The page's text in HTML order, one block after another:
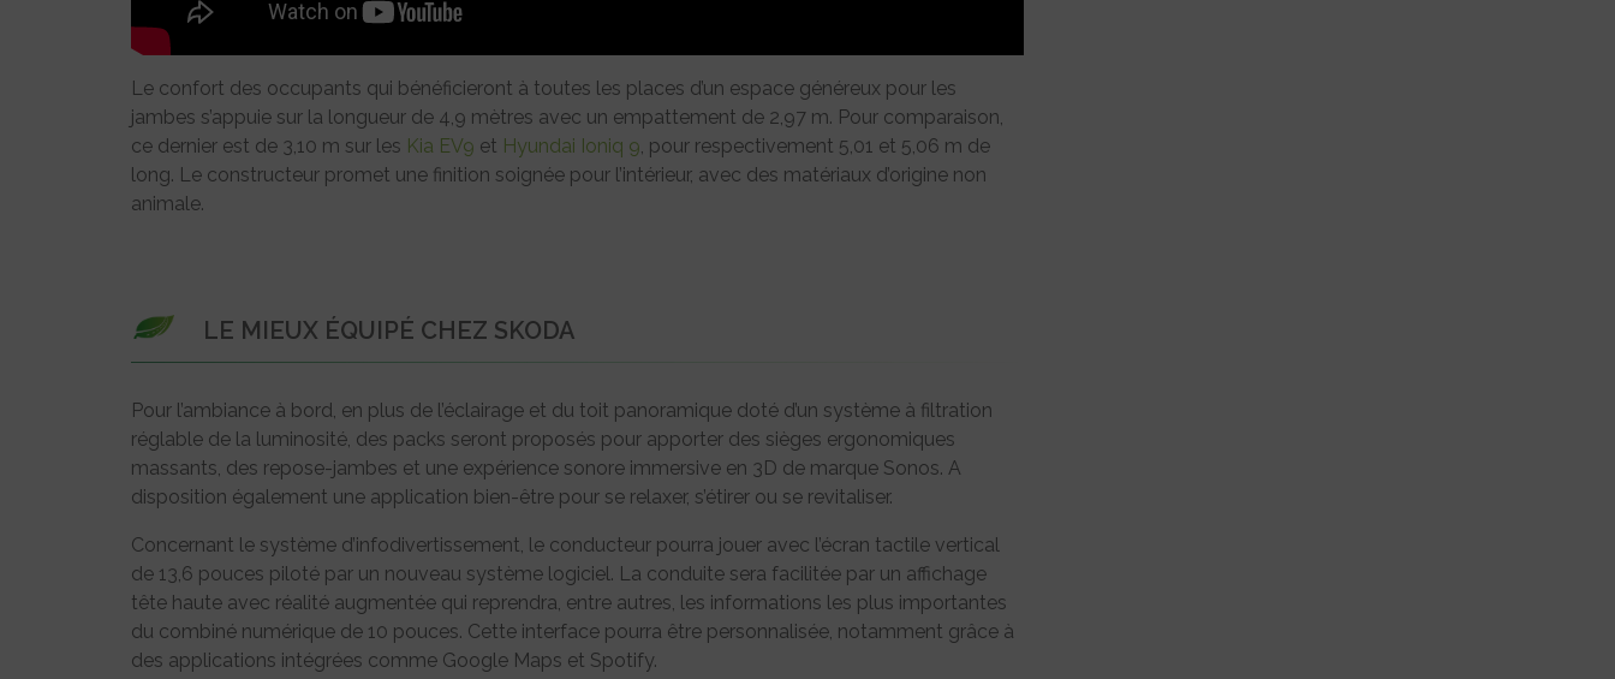
Le confort des occupants qui bénéficieront à toutes les places d’un espace généreux pour les
jambes s’appuie sur la longueur de 4,9 mètres avec un empattement de 2,97 m. Pour comparaison,
ce dernier est de 3,10 m sur les Kia EV9 et Hyundai Ioniq 9, pour respectivement 5,01 et 5,06 m de
long. Le constructeur promet une finition soignée pour l’intérieur, avec des matériaux d’origine non
animale.
LE MIEUX ÉQUIPÉ CHEZ SKODA
Pour l’ambiance à bord, en plus de l’éclairage et du toit panoramique doté d’un système à filtration
réglable de la luminosité, des packs seront proposés pour apporter des sièges ergonomiques
massants, des repose-jambes et une expérience sonore immersive en 3D de marque Sonos. A
disposition également une application bien-être pour se relaxer, s’étirer ou se revitaliser.
Concernant le système d’infodivertissement, le conducteur pourra jouer avec l’écran tactile vertical
de 13,6 pouces piloté par un nouveau système logiciel. La conduite sera facilitée par un affichage
tête haute avec réalité augmentée qui reprendra, entre autres, les informations les plus importantes
du combiné numérique de 10 pouces. Cette interface pourra être personnalisée, notamment grâce à
des applications intégrées comme Google Maps et Spotify.